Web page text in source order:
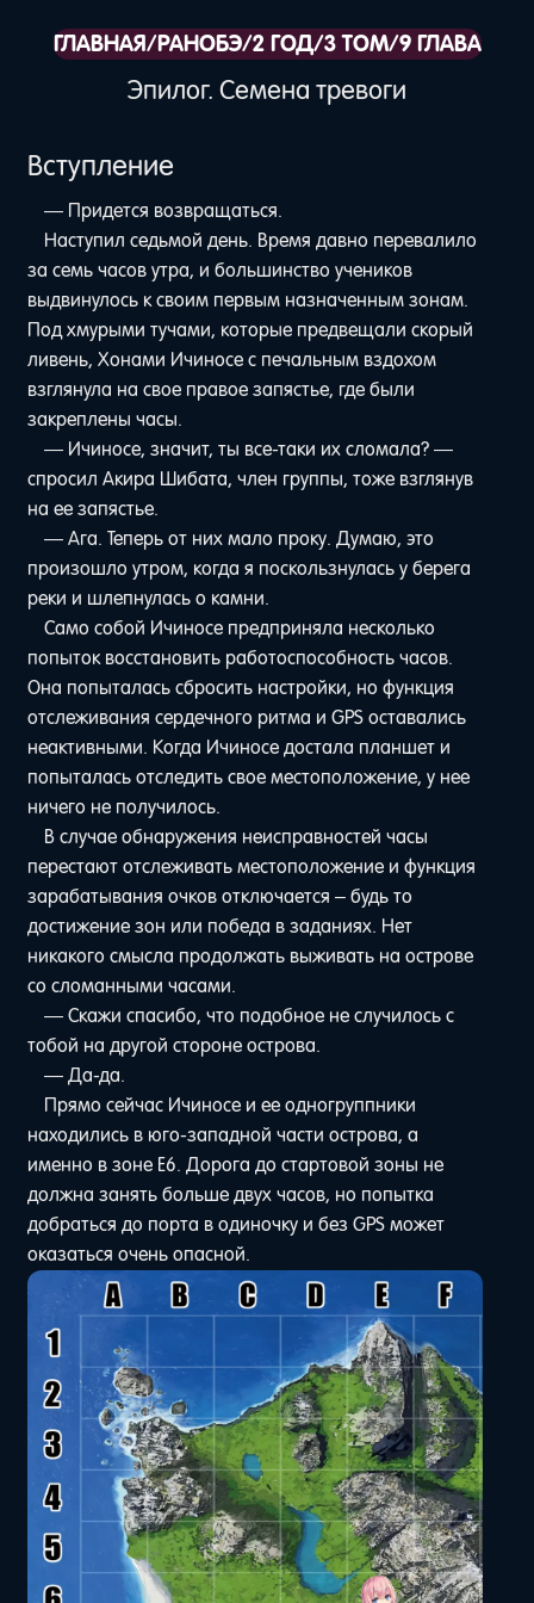
ГЛАВНАЯ/РАНОБЭ/2 ГОД/3 ТОМ/9 ГЛАВА
Эпилог. Семена тревоги
Вступление
— Придется возвращаться.
Наступил седьмой день. Время давно перевалило
за семь часов утра, и большинство учеников
выдвинулось к своим первым назначенным зонам.
Под хмурыми тучами, которые предвещали скорый
ливень, Хонами Ичиносе с печальным вздохом
взглянула на свое правое запястье, где были
закреплены часы.
— Ичиносе, значит, ты все-таки их сломала? —
спросил Акира Шибата, член группы, тоже взглянув
на ее запястье.
— Ага. Теперь от них мало проку. Думаю, это
произошло утром, когда я поскользнулась у берега
реки и шлепнулась о камни.
Само собой Ичиносе предприняла несколько
попыток восстановить работоспособность часов.
Она попыталась сбросить настройки, но функция
отслеживания сердечного ритма и GPS оставались
неактивными. Когда Ичиносе достала планшет и
попыталась отследить свое местоположение, у нее
ничего не получилось.
В случае обнаружения неисправностей часы
перестают отслеживать местоположение и функция
зарабатывания очков отключается – будь то
достижение зон или победа в заданиях. Нет
никакого смысла продолжать выживать на острове
со сломанными часами.
— Скажи спасибо, что подобное не случилось с
тобой на другой стороне острова.
— Да-да.
Прямо сейчас Ичиносе и ее одногруппники
находились в юго-западной части острова, а
именно в зоне E6. Дорога до стартовой зоны не
должна занять больше двух часов, но попытка
добраться до порта в одиночку и без GPS может
оказаться очень опасной.